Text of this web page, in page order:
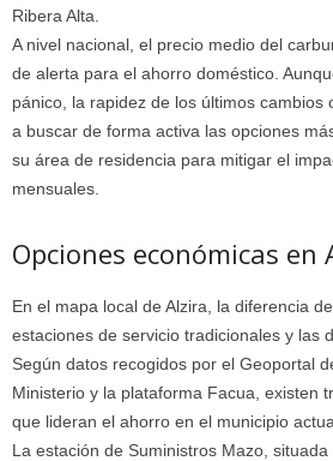
Ribera Alta.
A nivel nacional, el precio medio del
de alerta para el ahorro doméstico.
pánico, la rapidez de los últimos cambios
a buscar de forma activa las opciones
su área de residencia para mitigar el
mensuales.
Opciones económicas en
En el mapa local de Alzira, la diferencia
estaciones de servicio tradicionales y las
Según datos recogidos por el Geoportal
Ministerio y la plataforma Facua , existen
que lideran el ahorro en el municipio
La estación de Suministros Mazo, situada